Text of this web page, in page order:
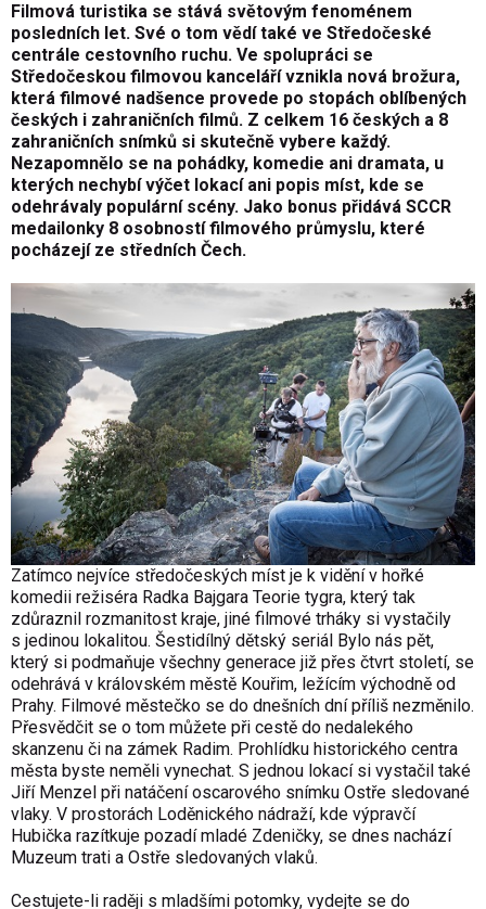
Filmová turistika se stává světovým fenoménem
posledních let. Své o tom vědí také ve Středočeské
centrále cestovního ruchu. Ve spolupráci se
Středočeskou filmovou kanceláří vznikla nová brožura,
která filmové nadšence provede po stopách oblíbených
českých i zahraničních filmů. Z celkem 16 českých a 8
zahraničních snímků si skutečně vybere každý.
Nezapomnělo se na pohádky, komedie ani dramata, u
kterých nechybí výčet lokací ani popis míst, kde se
odehrávaly populární scény. Jako bonus přidává SCCR
medailonky 8 osobností filmového průmyslu, které
pocházejí ze středních Čech.
Zatímco nejvíce středočeských míst je k vidění v hořké
komedii režiséra Radka Bajgara Teorie tygra, který tak
zdůraznil rozmanitost kraje, jiné filmové trháky si vystačily
s jedinou lokalitou. Šestidílný dětský seriál Bylo nás pět,
který si podmaňuje všechny generace již přes čtvrt století, se
odehrává v královském městě Kouřim, ležícím východně od
Prahy. Filmové městečko se do dnešních dní příliš nezměnilo.
Přesvědčit se o tom můžete při cestě do nedalekého
skanzenu či na zámek Radim. Prohlídku historického centra
města byste neměli vynechat. S jednou lokací si vystačil také
Jiří Menzel při natáčení oscarového snímku Ostře sledované
vlaky. V prostorách Loděnického nádraží, kde výpravčí
Hubička razítkuje pozadí mladé Zdeničky, se dnes nachází
Muzeum trati a Ostře sledovaných vlaků.
Cestujete-li raději s mladšími potomky, vydejte se do